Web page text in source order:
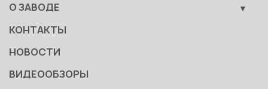
О ЗАВОДЕ
Документы
Качество
КОНТАКТЫ
НОВОСТИ
ВИДЕООБЗОРЫ